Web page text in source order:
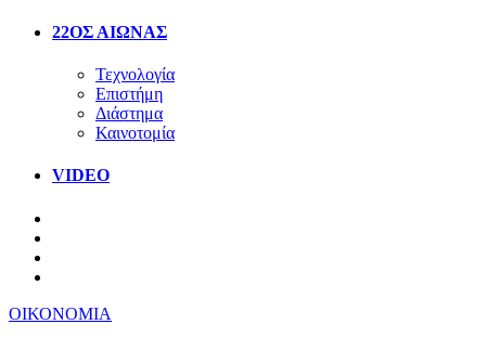
22ΟΣ ΑΙΩΝΑΣ
Τεχνολογία
Επιστήμη
Διάστημα
Καινοτομία
VIDEO
ΟΙΚΟΝΟΜΙΑ